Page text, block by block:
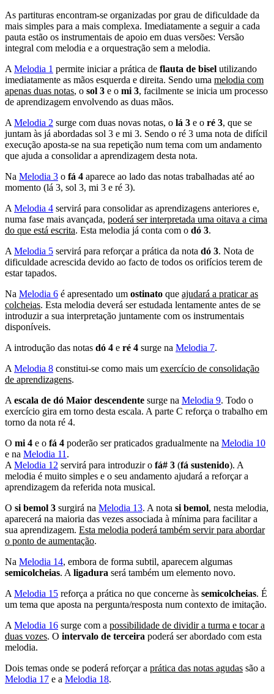
As partituras encontram-se organizadas por grau de dificuldade da
mais simples para a mais complexa. Imediatamente a seguir a cada
pauta estão os instrumentais de apoio em duas versões: Versão
integral com melodia e a orquestração sem a melodia.
A Melodia 1 permite iniciar a prática de flauta de bisel utilizando
imediatamente as mãos esquerda e direita. Sendo uma melodia com
apenas duas notas, o sol 3 e o mi 3, facilmente se inicia um processo
de aprendizagem envolvendo as duas mãos.
A Melodia 2 surge com duas novas notas, o lá 3 e o ré 3, que se
juntam às já abordadas sol 3 e mi 3. Sendo o ré 3 uma nota de difícil
execução aposta-se na sua repetição num tema com um andamento
que ajuda a consolidar a aprendizagem desta nota.
Na Melodia 3 o fá 4 aparece ao lado das notas trabalhadas até ao
momento (lá 3, sol 3, mi 3 e ré 3).
A Melodia 4 servirá para consolidar as aprendizagens anteriores e,
numa fase mais avançada, poderá ser interpretada uma oitava a cima
do que está escrita. Esta melodia já conta com o dó 3.
A Melodia 5 servirá para reforçar a prática da nota dó 3. Nota de
dificuldade acrescida devido ao facto de todos os orifícios terem de
estar tapados.
Na Melodia 6 é apresentado um ostinato que ajudará a praticar as
colcheias. Esta melodia deverá ser estudada lentamente antes de se
introduzir a sua interpretação juntamente com os instrumentais
disponíveis.
A introdução das notas dó 4 e ré 4 surge na Melodia 7.
A Melodia 8 constitui-se como mais um exercício de consolidação
de aprendizagens.
A escala de dó Maior descendente surge na Melodia 9. Todo o
exercício gira em torno desta escala. A parte C reforça o trabalho em
torno da nota ré 4.
O mi 4 e o fá 4 poderão ser praticados gradualmente na Melodia 10
e na Melodia 11 .
A Melodia 12 servirá para introduzir o fá# 3 (fá sustenido). A
melodia é muito simples e o seu andamento ajudará a reforçar a
aprendizagem da referida nota musical.
O si bemol 3 surgirá na Melodia 13. A nota si bemol, nesta melodia,
aparecerá na maioria das vezes associada à mínima para facilitar a
sua aprendizagem. Esta melodia poderá também servir para abordar
o ponto de aumentação.
Na Melodia 14, embora de forma subtil, aparecem algumas
semicolcheias. A ligadura será também um elemento novo.
A Melodia 15 reforça a prática no que concerne às semicolcheias. É
um tema que aposta na pergunta/resposta num contexto de imitação.
A Melodia 16 surge com a possibilidade de dividir a turma e tocar a
duas vozes. O intervalo de terceira poderá ser abordado com esta
melodia.
Dois temas onde se poderá reforçar a prática das notas agudas são a
Melodia 17 e a Melodia 18.